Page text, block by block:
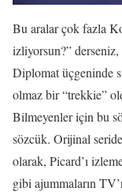
Bu aralar çok fazla
izliyorsun?”
Diplomat üçgeninde
olmaz bir “trekkie”
Bilmeyenler için bu
sözcük. Orijinal
olarak, Picard’ı
gibi ajummaların